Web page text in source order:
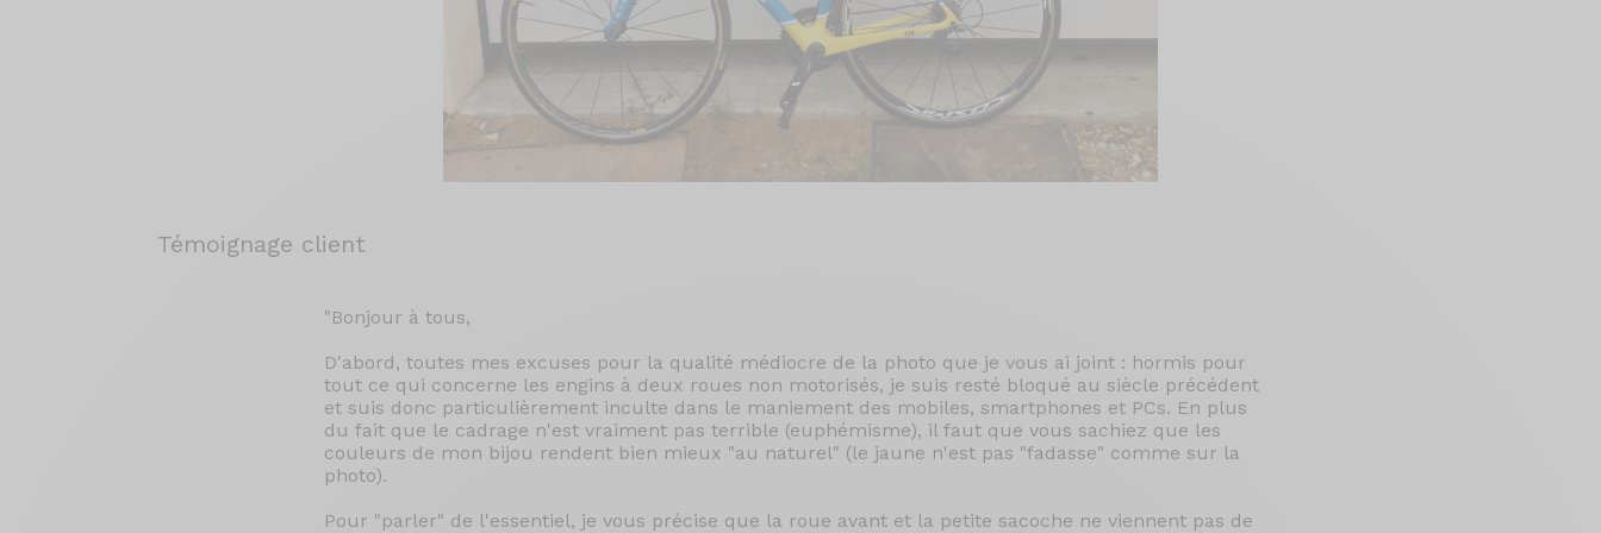
Témoignage client
"Bonjour à tous,
D'abord, toutes mes excuses pour la qualité médiocre de la photo que je vous ai joint : hormis pour
tout ce qui concerne les engins à deux roues non motorisés, je suis resté bloqué au siècle précédent
et suis donc particulièrement inculte dans le maniement des mobiles, smartphones et PCs. En plus
du fait que le cadrage n'est vraiment pas terrible (euphémisme), il faut que vous sachiez que les
couleurs de mon bijou rendent bien mieux "au naturel" (le jaune n'est pas "fadasse" comme sur la
photo).
Pour "parler" de l'essentiel, je vous précise que la roue avant et la petite sacoche ne viennent pas de